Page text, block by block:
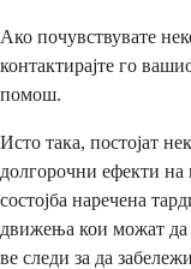
Ако почувствувате
контактирајте го
помош.
Исто така, постојат
долгорочни ефекти на
состојба наречена
движења кои можат да
ве следи за да